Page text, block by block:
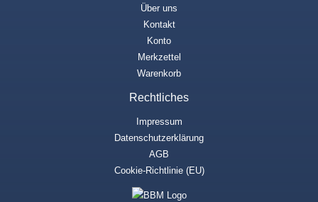
Über uns
Kontakt
Konto
Merkzettel
Warenkorb
Rechtliches
Impressum
Datenschutzerklärung
AGB
Cookie-Richtlinie (EU)